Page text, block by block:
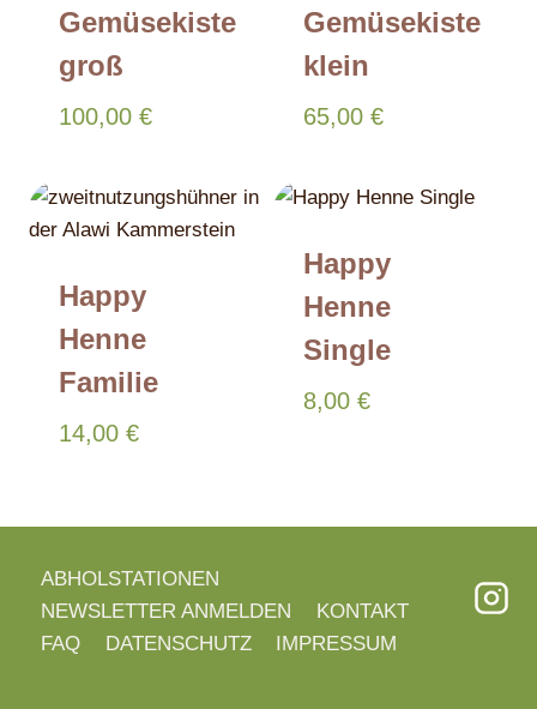
Gemüsekiste
groß
100,00 €
Gemüsekiste
klein
65,00 €
Happy
Henne
Familie
14,00 €
Happy
Henne
Single
8,00 €
ABHOLSTATIONEN
NEWSLETTER ANMELDEN
KONTAKT
FAQ
DATENSCHUTZ IMPRESSUM